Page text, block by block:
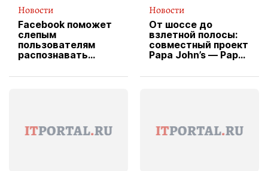
Новости
Facebook поможет
слепым
пользователям
распознавать
Новости
От шоссе до
взлетной полосы:
совместный проект
Papa John’s — Papa
вводит